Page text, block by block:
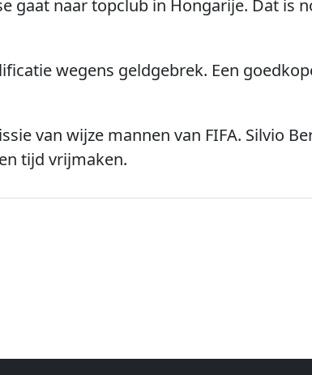
gaat naar topclub in Hongarije. Dat is
wegens geldgebrek. Een
van wijze mannen van FIFA. Silvio
tijd vrijmaken.